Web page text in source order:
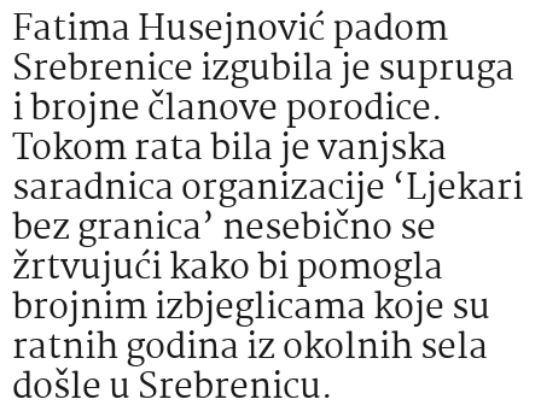
Fatima Husejnović padom
Srebrenice izgubila je supruga
i brojne članove porodice.
Tokom rata bila je vanjska
saradnica organizacije ‘Ljekari
bez granica’ nesebično se
žrtvujući kako bi pomogla
brojnim izbjeglicama koje su
ratnih godina iz okolnih sela
došle u Srebrenicu.